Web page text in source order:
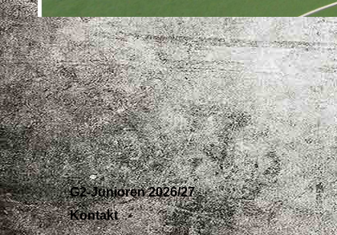
G2-Junioren 2026/27
Kontakt